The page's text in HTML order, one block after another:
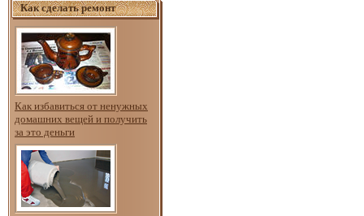
Как сделать ремонт
Как избавиться от ненужных
домашних вещей и получить
за это деньги